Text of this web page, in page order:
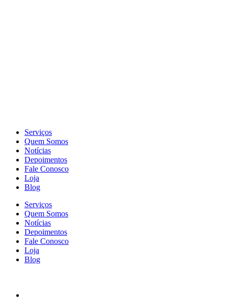
Serviços
Quem Somos
Notícias
Depoimentos
Fale Conosco
Loja
Blog
Serviços
Quem Somos
Notícias
Depoimentos
Fale Conosco
Loja
Blog